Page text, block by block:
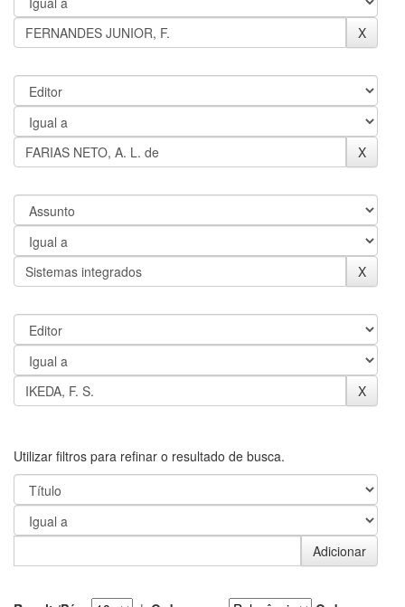
Utilizar filtros para refinar o resultado de busca.